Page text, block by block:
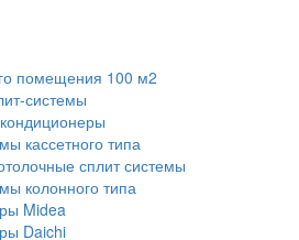
помещения 100 м2
системы
кассетного типа
сплит системы
колонного типа
Midea
Daichi